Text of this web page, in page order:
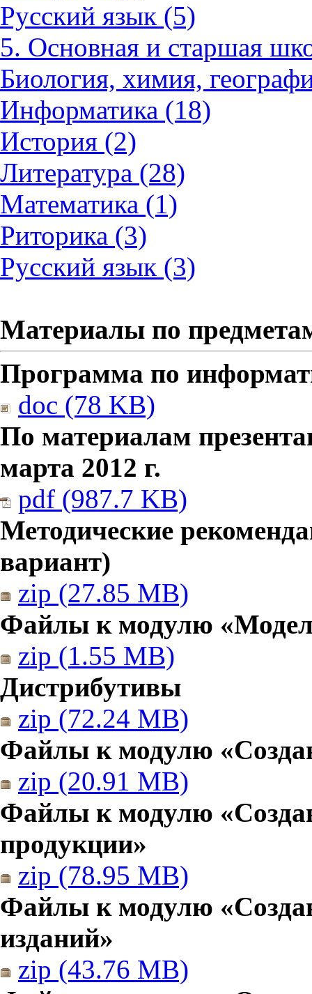
Русский язык (5)
5. Основная и старшая
Биология, химия,
Информатика (18)
История (2)
Литература (28)
Математика (1)
Риторика (3)
Русский язык (3)
Материалы по
Программа по
doc (78 KB)
По материалам
марта 2012 г.
pdf (987.7 KB)
Методические
вариант)
zip (27.85 MB)
Файлы к модулю
zip (1.55 MB)
Дистрибутивы
zip (72.24 MB)
Файлы к модулю
zip (20.91 MB)
Файлы к модулю
продукции»
zip (78.95 MB)
Файлы к модулю
изданий»
zip (43.76 MB)